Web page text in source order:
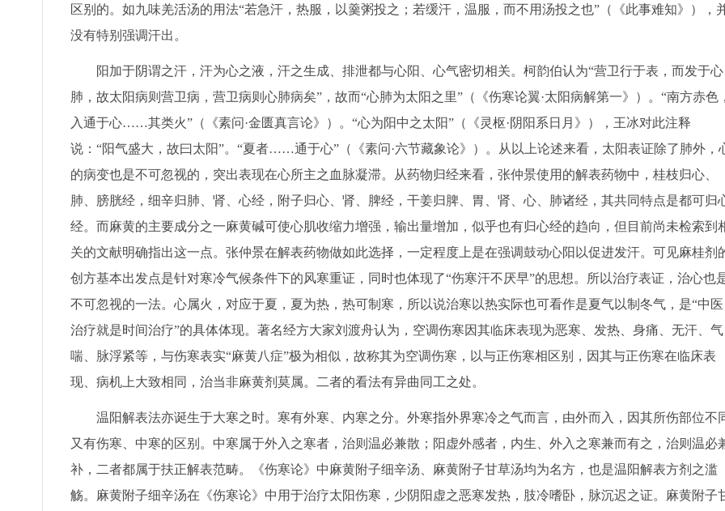
区别的。如九味羌活汤的用法“若急汗，热服，以羹粥投之；若缓汗，温服，而不用汤投之也”（《此事难知》），
没有特别强调汗出。
阳加于阴谓之汗，汗为心之液，汗之生成、排泄都与心阳、心气密切相关。柯韵伯认为“营卫行于表，而发于心
肺，故太阳病则营卫病，营卫病则心肺病矣”，故而“心肺为太阳之里”（《伤寒论翼·太阳病解第一》）。“南方赤色，
入通于心……其类火”（《素问·金匮真言论》）。“心为阳中之太阳”（《灵枢·阴阳系日月》），王冰对此注释
说：“阳气盛大，故曰太阳”。“夏者……通于心”（《素问·六节藏象论》）。从以上论述来看，太阳表证除了肺外，
的病变也是不可忽视的，突出表现在心所主之血脉凝滞。从药物归经来看，张仲景使用的解表药物中，桂枝归心、
肺、膀胱经，细辛归肺、肾、心经，附子归心、肾、脾经，干姜归脾、胃、肾、心、肺诸经，其共同特点是都可归
经。而麻黄的主要成分之一麻黄碱可使心肌收缩力增强，输出量增加，似乎也有归心经的趋向，但目前尚未检索到
关的文献明确指出这一点。张仲景在解表药物做如此选择，一定程度上是在强调鼓动心阳以促进发汗。可见麻桂剂
创方基本出发点是针对寒冷气候条件下的风寒重证，同时也体现了“伤寒汗不厌早”的思想。所以治疗表证，治心也
不可忽视的一法。心属火，对应于夏，夏为热，热可制寒，所以说治寒以热实际也可看作是夏气以制冬气，是“中医
治疗就是时间治疗”的具体体现。著名经方大家刘渡舟认为，空调伤寒因其临床表现为恶寒、发热、身痛、无汗、气
喘、脉浮紧等，与伤寒表实“麻黄八症”极为相似，故称其为空调伤寒，以与正伤寒相区别，因其与正伤寒在临床表
现、病机上大致相同，治当非麻黄剂莫属。二者的看法有异曲同工之处。
温阳解表法亦诞生于大寒之时。寒有外寒、内寒之分。外寒指外界寒冷之气而言，由外而入，因其所伤部位不
又有伤寒、中寒的区别。中寒属于外入之寒者，治则温必兼散；阳虚外感者，内生、外入之寒兼而有之，治则温必
补，二者都属于扶正解表范畴。《伤寒论》中麻黄附子细辛汤、麻黄附子甘草汤均为名方，也是温阳解表方剂之滥
觞。麻黄附子细辛汤在《伤寒论》中用于治疗太阳伤寒，少阴阳虚之恶寒发热，肢冷嗜卧，脉沉迟之证。麻黄附子